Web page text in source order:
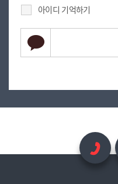
아이디 기억하기